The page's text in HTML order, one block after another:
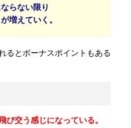
らない限り
増えていく。
るとボーナスポイントもある
び交う感じになっている。